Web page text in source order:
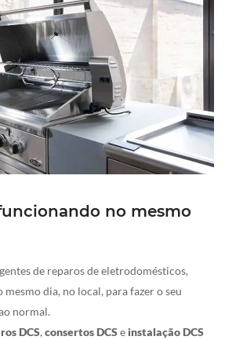
no mesmo
de reparos de eletrodomésticos,
dia, no local, para fazer o seu
normal.
DCS, consertosDCSe instalaçãoDCS